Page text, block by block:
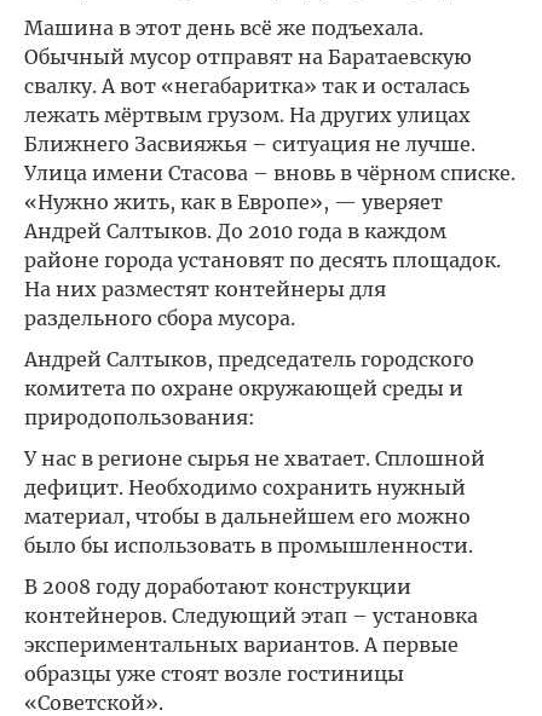
Машина в этот день всё же подъехала.
Обычный мусор отправят на Баратаевскую
свалку. А вот «негабаритка» так и осталась
лежать мёртвым грузом. На других улицах
Ближнего Засвияжья – ситуация не лучше.
Улица имени Стасова – вновь в чёрном списке.
«Нужно жить, как в Европе», — уверяет
Андрей Салтыков. До 2010 года в каждом
районе города установят по десять площадок.
На них разместят контейнеры для
раздельного сбора мусора.
Андрей Салтыков, председатель городского
комитета по охране окружающей среды и
природопользования:
У нас в регионе сырья не хватает. Сплошной
дефицит. Необходимо сохранить нужный
материал, чтобы в дальнейшем его можно
было бы использовать в промышленности.
В 2008 году доработают конструкции
контейнеров. Следующий этап – установка
экспериментальных вариантов. А первые
образцы уже стоят возле гостиницы
«Советской».